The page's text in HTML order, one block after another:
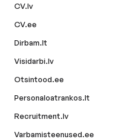
CV.lv
CV.ee
Dirbam.lt
Visidarbi.lv
Otsintood.ee
Personaloatrankos.lt
Recruitment.lv
Varbamisteenused.ee